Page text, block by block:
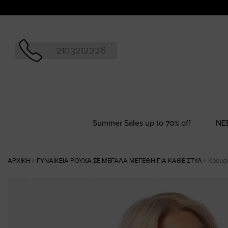
2103212226
Summer Sales up to 70% off
ΑΡΧΙΚΉ ΓΥΝΑΙΚΕΊΑ ΡΟΎΧΑ ΣΕ ΜΕΓΆΛΑ ΜΕΓΈΘΗ ΓΙΑ ΚΆΘΕ ΣΤΥΛ